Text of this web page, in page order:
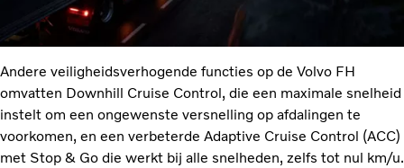
Andere veiligheidsverhogende functies op de Volvo FH
omvatten Downhill Cruise Control, die een maximale snelheid
instelt om een ongewenste versnelling op afdalingen te
voorkomen, en een verbeterde Adaptive Cruise Control (ACC)
met Stop & Go die werkt bij alle snelheden, zelfs tot nul km/u.